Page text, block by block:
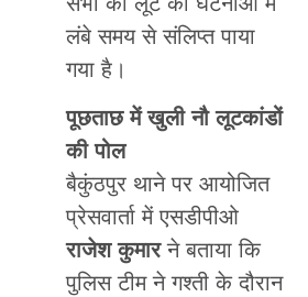
लंबे समय से संलिप्त पाया
गया है।
पूछताछ में खुली नौ लूटकांडों
की पोल
बैकुंठपुर थाने पर आयोजित
प्रेसवार्ता में एसडीपीओ
राजेश कुमारने बताया कि
पुलिस टीम ने गश्ती के दौरान